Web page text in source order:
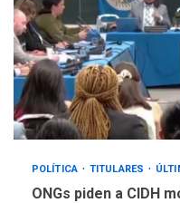
POLÍTICA TITULARES
ONGs piden a CIDH